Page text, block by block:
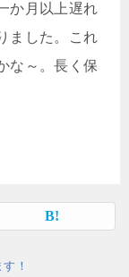
か月以上遅れ
ました。これ
な～。長く保
！